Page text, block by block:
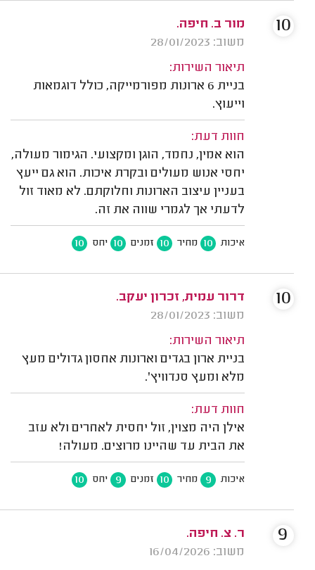
מור ב. חיפה.
משוב: 28/01/2023
תיאור השירות:
בניית 6 ארונות מפורמייקה, כולל דוגמאות
וייעוץ.
חוות דעת:
הוא אמין, נחמד, הוגן ומקצועי. הגימור מעולה,
יחסי אנוש מעולים ובקרת איכות. הוא גם ייעץ
בעניין עיצוב הארונות וחלוקתם. לא מאוד זול
לדעתי אך לגמרי שווה את זה.
איכות 10 מחיר 10 זמנים 10 יחס 10
10
דרור עמית, זכרון יעקב.
משוב: 28/01/2023
תיאור השירות:
בניית ארון בגדים וארונות אחסון גדולים מעץ
מלא ומעץ סנדוויץ'.
חוות דעת:
אילן היה מצוין, זול יחסית לאחרים ולא עזב
את הבית עד שהיינו מרוצים. מעולה!
איכות 9 מחיר 10 זמנים 9 יחס 10
10
ר. צ. חיפה.
משוב: 16/04/2026
9